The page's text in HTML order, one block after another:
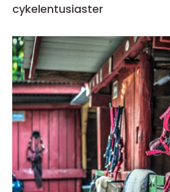
cykelentusiaster